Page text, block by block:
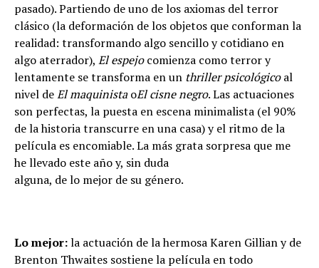
pasado). Partiendo de uno de los axiomas del terror
clásico (la deformación de los objetos que conforman la
realidad: transformando algo sencillo y cotidiano en
algo aterrador), El espejocomienza como terror y
lentamente se transforma en un thriller psicológicoal
nivel deEl maquinistaoEl cisne negro. Las actuaciones
son perfectas, la puesta en escena minimalista (el 90%
de la historia transcurre en una casa) y el ritmo de la
película es encomiable. La más grata sorpresa que me
he llevado este año y, sin duda
alguna, de lo mejor de su género.
Lo mejor:la actuación de la hermosa Karen Gillian y de
Brenton Thwaites sostiene la película en todo